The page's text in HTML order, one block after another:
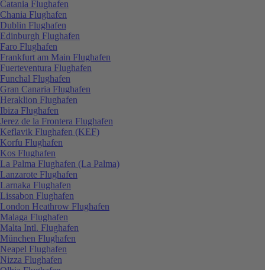
Catania Flughafen
Chania Flughafen
Dublin Flughafen
Edinburgh Flughafen
Faro Flughafen
Frankfurt am Main Flughafen
Fuerteventura Flughafen
Funchal Flughafen
Gran Canaria Flughafen
Heraklion Flughafen
Ibiza Flughafen
Jerez de la Frontera Flughafen
Keflavik Flughafen (KEF)
Korfu Flughafen
Kos Flughafen
La Palma Flughafen (La Palma)
Lanzarote Flughafen
Larnaka Flughafen
Lissabon Flughafen
London Heathrow Flughafen
Malaga Flughafen
Malta Intl. Flughafen
München Flughafen
Neapel Flughafen
Nizza Flughafen